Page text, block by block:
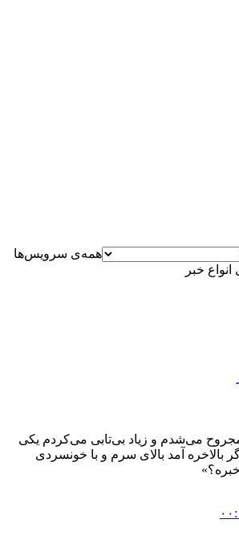
همه‌ی سرویس‌ها
خبر
مجروح می‌شدم و زیاد بی‌تابی می‌کردم یکی
بالاخره آمد بالای سرم و با خونسردی